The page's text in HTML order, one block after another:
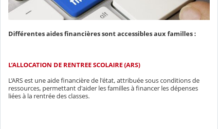
Différentes aides financières sont accessibles aux familles :
L’ALLOCATION DE RENTREE SCOLAIRE (ARS)
L’ARS est une aide financière de l'état, attribuée sous conditions de
ressources, permettant d'aider les familles à financer les dépenses
liées à la rentrée des classes.